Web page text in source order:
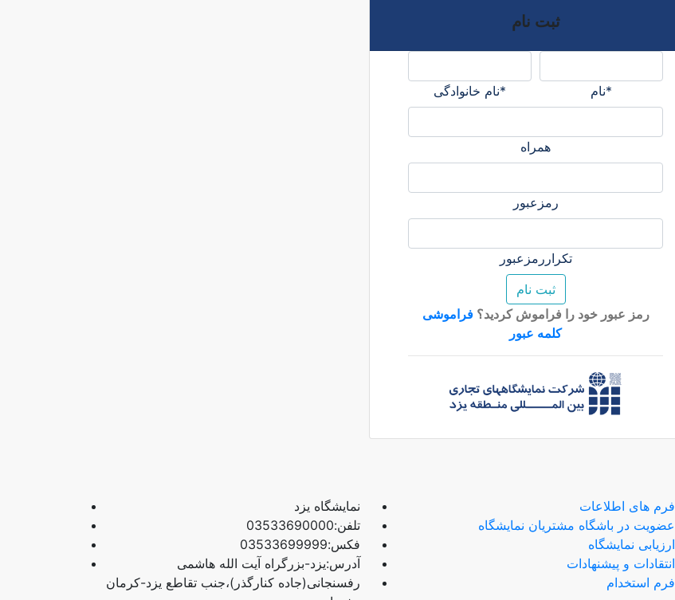
ثبت نام
*نام *نام خانوادگی
همراه
رمزعبور
تکراررمزعبور
ثبت نام
رمز عبور خود را فراموش کردید؟فراموشی
کلمه عبور
نمایشگاه یزد
تلفن:03533690000
فکس:03533699999
آدرس:یزد-بزرگراه آیت الله هاشمی
رفسنجانی(جاده کنارگذر)،جنب تقاطع یزد-کرمان
فرم های اطلاعات
عضویت در باشگاه مشتریان نمایشگاه
ارزیابی نمایشگاه
انتقادات و پیشنهادات
فرم استخدام